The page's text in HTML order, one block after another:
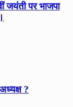
जयंती पर भाजपा
?